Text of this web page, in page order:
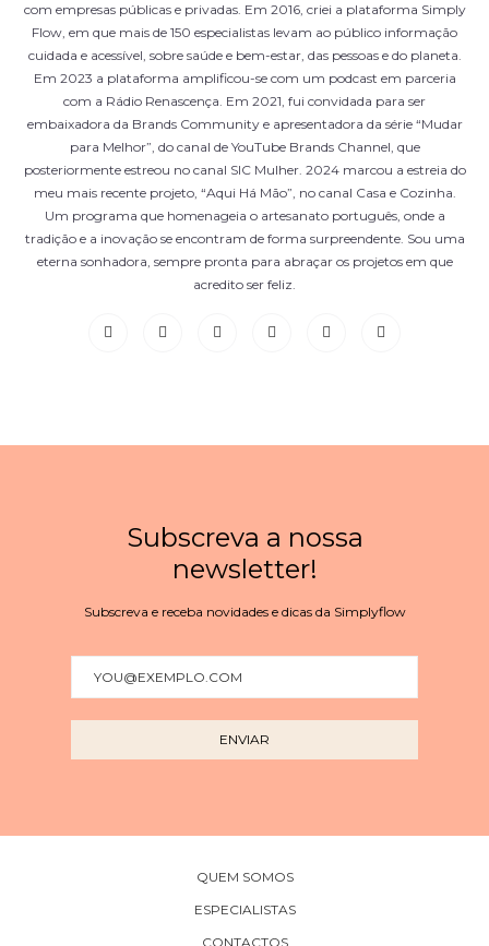
com empresas públicas e privadas. Em 2016, criei a plataforma Simply
Flow, em que mais de 150 especialistas levam ao público informação
cuidada e acessível, sobre saúde e bem-estar, das pessoas e do planeta.
Em 2023 a plataforma amplificou-se com um podcast em parceria
com a Rádio Renascença. Em 2021, fui convidada para ser
embaixadora da Brands Community e apresentadora da série “Mudar
para Melhor”, do canal de YouTube Brands Channel, que
posteriormente estreou no canal SIC Mulher. 2024 marcou a estreia do
meu mais recente projeto, “Aqui Há Mão”, no canal Casa e Cozinha.
Um programa que homenageia o artesanato português, onde a
tradição e a inovação se encontram de forma surpreendente. Sou uma
eterna sonhadora, sempre pronta para abraçar os projetos em que
acredito ser feliz.
Subscreva a nossa
newsletter!
Subscreva e receba novidades e dicas da Simplyflow
QUEM SOMOS
ESPECIALISTAS
CONTACTOS